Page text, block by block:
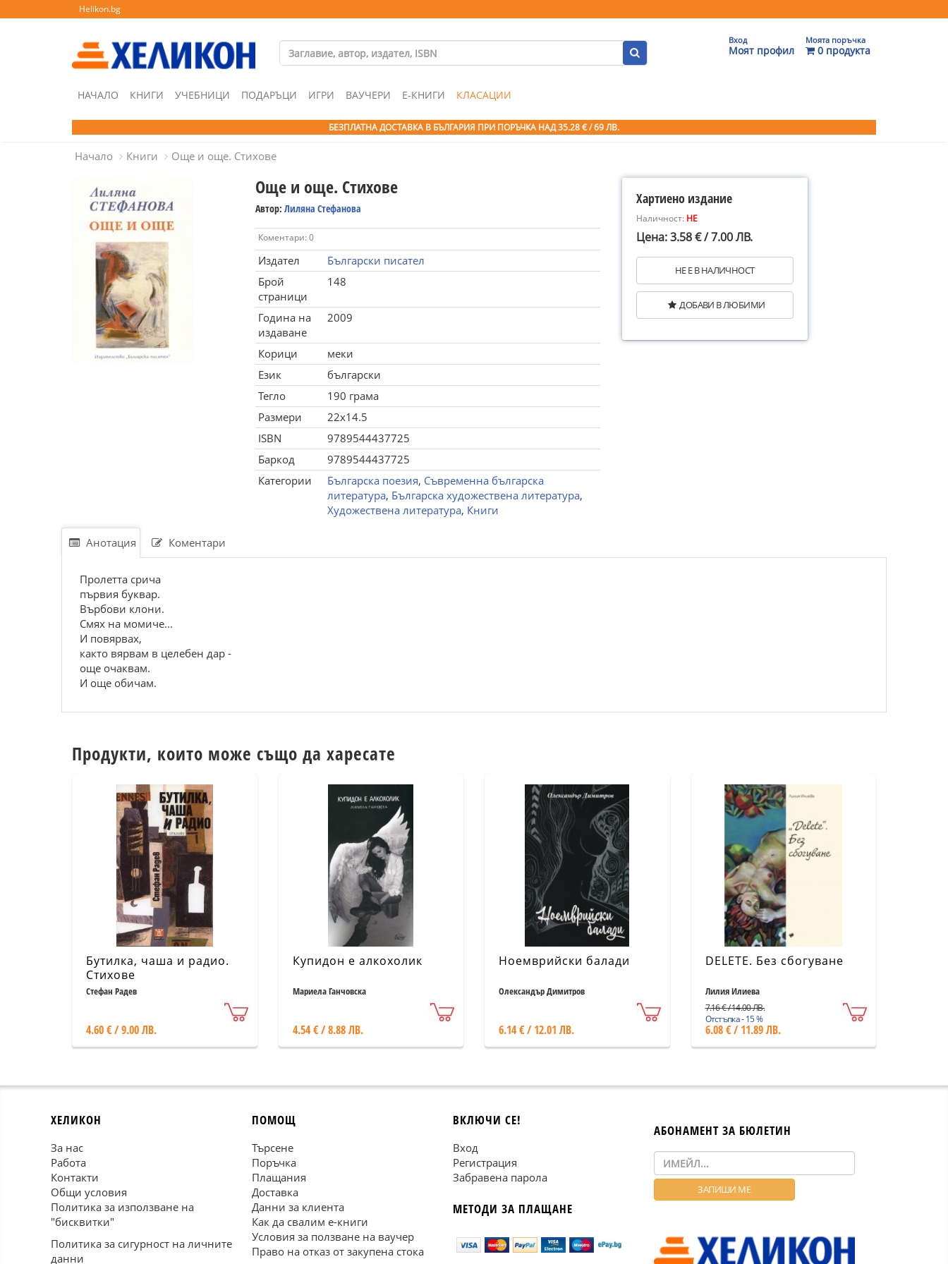
Helikon.bg
Вход
Моят профил
Моята поръчка
0 продукта
НАЧАЛО КНИГИ УЧЕБНИЦИ ПОДАРЪЦИ ИГРИ ВАУЧЕРИ Е-КНИГИ КЛАСАЦИИ
БЕЗПЛАТНА ДОСТАВКА В БЪЛГАРИЯ ПРИ ПОРЪЧКА НАД 35.28 € / 69 ЛВ.
Начало Книги Още и още. Стихове
Още и още. Стихове
Автор: Лиляна Стефанова
Коментари: 0
Издател
Български писател
Брой
страници
148
Година на
издаване
2009
Корици
меки
Език
български
Тегло
190 грама
Размери
22x14.5
ISBN
9789544437725
Баркод
9789544437725
Категории
Българска поезия, Съвременна българска
литература, Българска художествена литература,
Художествена литература, Книги
Хартиено издание
Наличност: НЕ
Цена: 3.58 € / 7.00 ЛВ.
НЕ Е В НАЛИЧНОСТ
ДОБАВИ В ЛЮБИМИ
Анотация Коментари
Пролетта срича
първия буквар.
Върбови клони.
Смях на момиче...
И повярвах,
както вярвам в целебен дар -
още очаквам.
И още обичам.
Продукти, които може също да харесате
Бутилка, чаша и радио.
Стихове
Стефан Радев
4.60 € / 9.00 ЛВ.
Купидон е алкохолик
Мариела Ганчовска
4.54 € / 8.88 ЛВ.
Ноемврийски балади
Олександър Димитров
6.14 € / 12.01 ЛВ.
DELETE. Без сбогуване
Лилия Илиева
7.16 € / 14.00 ЛВ.
Отстъпка - 15 %
6.08 € / 11.89 ЛВ.
ХЕЛИКОН
За нас
Работа
Контакти
Общи условия
Политика за използване на
"бисквитки"
Политика за сигурност на личните
данни
ПОМОЩ
Търсене
Поръчка
Плащания
Доставка
Данни за клиента
Как да свалим е-книги
Условия за ползване на ваучер
Право на отказ от закупена стока
ВКЛЮЧИ СЕ!
Вход
Регистрация
Забравена парола
МЕТОДИ ЗА ПЛАЩАНЕ
АБОНАМЕНТ ЗА БЮЛЕТИН